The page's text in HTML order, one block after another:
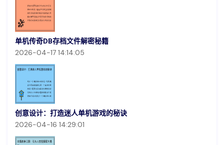
单机传奇DB存档文件解密秘籍
2026-04-17 14:14:05
创意设计：打造迷人单机游戏的秘诀
2026-04-16 14:29:01